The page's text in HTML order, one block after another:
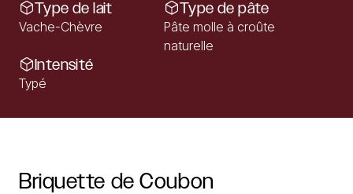
Type de lait
Vache-Chèvre
Type de pâte
Pâte molle à croûte
naturelle
Intensité
Typé
Briquette de Coubon